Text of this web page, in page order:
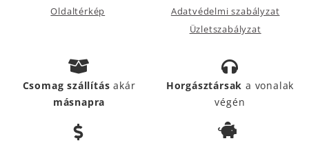
Oldaltérkép
Adatvédelmi szabályzat
Üzletszabályzat
Csomag szállításakár
másnapra
Horgásztársak a vonalak
végén